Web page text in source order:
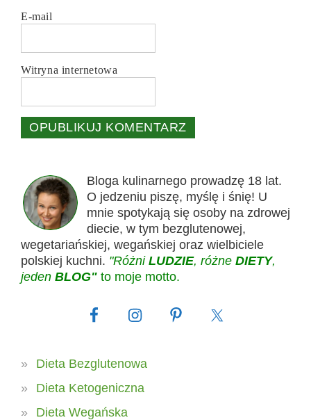
E-mail
Witryna internetowa
Bloga kulinarnego prowadzę 18 lat.
O jedzeniu piszę, myślę i śnię! U
mnie spotykają się osoby na zdrowej
diecie, w tym bezglutenowej,
wegetariańskiej, wegańskiej oraz wielbiciele
polskiej kuchni. "Różni LUDZIE, różne DIETY,
jeden BLOG" to moje motto.
Dieta Bezglutenowa
Dieta Ketogeniczna
Dieta Wegańska